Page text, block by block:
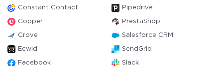
Constant Contact Pipedrive
Copper PrestaShop
Crove Salesforce CRM
Ecwid SendGrid
Facebook Slack